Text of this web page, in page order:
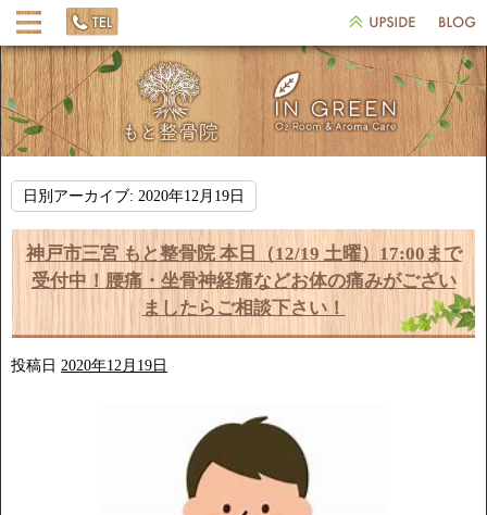
日別アーカイブ: 2020年12月19日
神戸市三宮 もと整骨院 本日（12/19 土曜）17:00まで
受付中！腰痛・坐骨神経痛などお体の痛みがござい
ましたらご相談下さい！
投稿日 2020年12月19日